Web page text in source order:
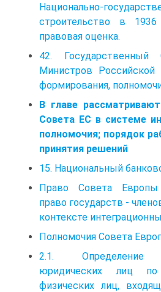
Национально-
строительство в
правовая оценка.
42.
Министров Российской
формирования,
В главе
Совета ЕС в системе
полномочия; порядок
принятия решений
15. Национальный
Право Совета Европы
право государств -
контексте
Полномочия Совета
2.1. Определение
юридических лиц по
физических лиц,